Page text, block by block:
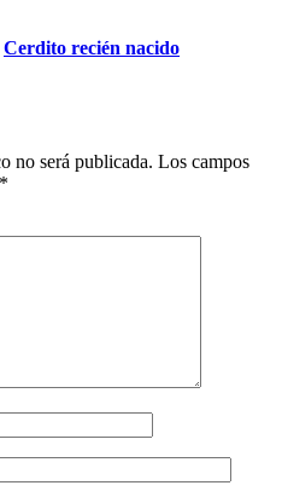
Cerdito recién nacido
no será publicada. Los campos
*